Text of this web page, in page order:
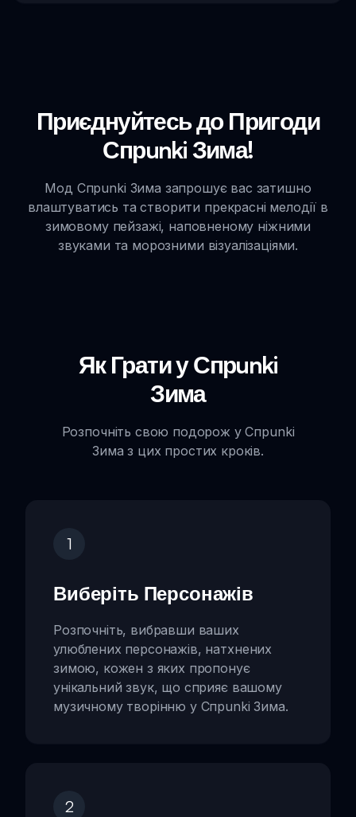
Приєднуйтесь до Пригоди
Спрunki Зима!
Мод Спрunki Зима запрошує вас затишно
влаштуватись та створити прекрасні мелодії в
зимовому пейзажі, наповненому ніжними
звуками та морозними візуалізаціями.
Як Грати у Спрunki
Зима
Розпочніть свою подорож у Спрunki
Зима з цих простих кроків.
1
Виберіть Персонажів
Розпочніть, вибравши ваших
улюблених персонажів, натхнених
зимою, кожен з яких пропонує
унікальний звук, що сприяє вашому
музичному творінню у Спрunki Зима.
2